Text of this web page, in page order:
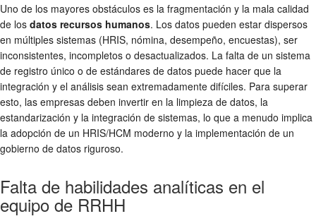
Uno de los mayores obstáculos es la fragmentación y la mala calidad
de los datos recursos humanos. Los datos pueden estar dispersos
en múltiples sistemas (HRIS, nómina, desempeño, encuestas), ser
inconsistentes, incompletos o desactualizados. La falta de un sistema
de registro único o de estándares de datos puede hacer que la
integración y el análisis sean extremadamente difíciles. Para superar
esto, las empresas deben invertir en la limpieza de datos, la
estandarización y la integración de sistemas, lo que a menudo implica
la adopción de un HRIS/HCM moderno y la implementación de un
gobierno de datos riguroso.
Falta de habilidades analíticas en el
equipo de RRHH